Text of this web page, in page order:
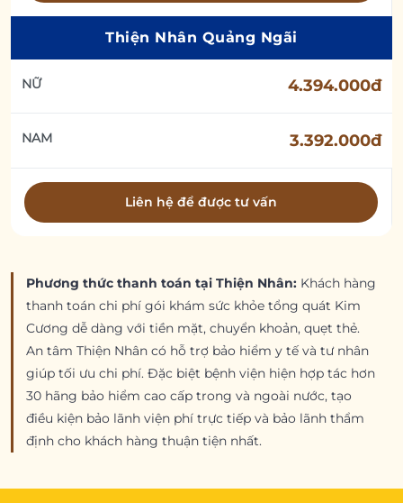
Thiện Nhân Quảng Ngãi
NỮ 4.394.000đ
NAM 3.392.000đ
Liên hệ để được tư vấn
Phương thức thanh toán tại Thiện Nhân: Khách hàng
thanh toán chi phí gói khám sức khỏe tổng quát Kim
Cương dễ dàng với tiền mặt, chuyển khoản, quẹt thẻ.
An tâm Thiện Nhân có hỗ trợ bảo hiểm y tế và tư nhân
giúp tối ưu chi phí. Đặc biệt bệnh viện hiện hợp tác hơn
30 hãng bảo hiểm cao cấp trong và ngoài nước, tạo
điều kiện bảo lãnh viện phí trực tiếp và bảo lãnh thẩm
định cho khách hàng thuận tiện nhất.